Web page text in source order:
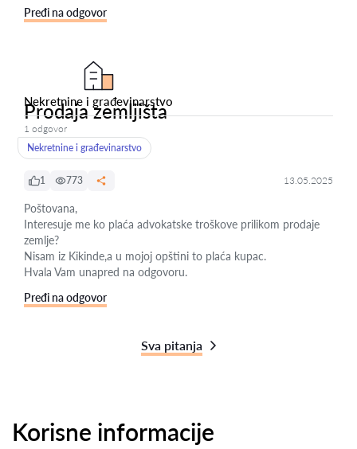
Pređi na odgovor
Nekretnine i građevinarstvo
Prodaja zemljišta
1 odgovor
Nekretnine i građevinarstvo
1 773 13.05.2025
Poštovana,
Interesuje me ko plaća advokatske troškove prilikom prodaje
zemlje?
Nisam iz Kikinde,a u mojoj opštini to plaća kupac.
Hvala Vam unapred na odgovoru.
Pređi na odgovor
Sva pitanja
Korisne informacije